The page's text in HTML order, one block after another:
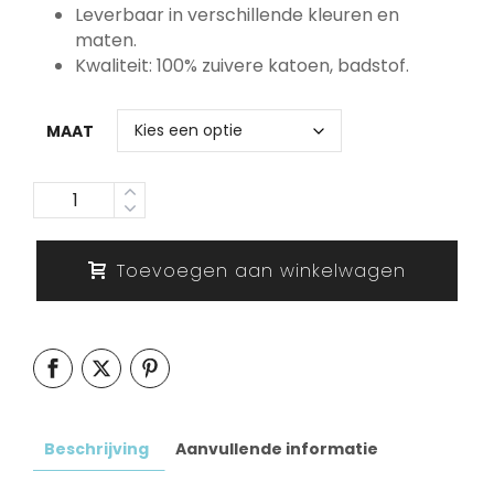
Leverbaar in verschillende kleuren en
maten.
Kwaliteit: 100% zuivere katoen, badstof.
MAAT
Aantal
Toevoegen aan winkelwagen
Beschrijving
Aanvullende informatie